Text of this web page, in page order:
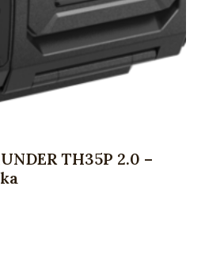
TH35P 2.0 –